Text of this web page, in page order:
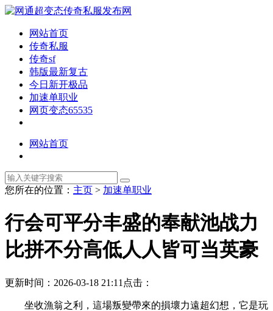
网站首页
传奇私服
传奇sf
韩版最新复古
今日新开极品
加速单职业
网页变态65535
网站首页
您所在的位置： 主页 > 加速单职业
行会可平分丰盛的奉献池战力
比拼不分高低人人皆可当英豪
更新时间：2026-03-18 21:11 点击：
坐收漁翁之利，這場叛變帶來的損壞力遠超幻想，它是玩